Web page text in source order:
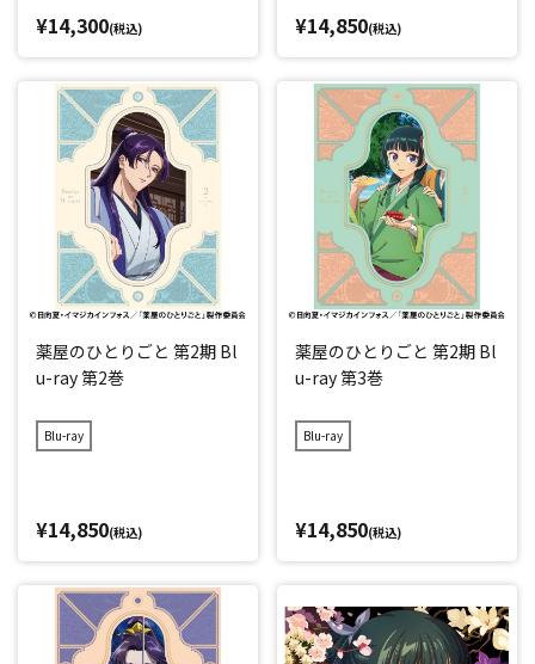
¥14,300(税込) ¥14,850(税込)
薬屋のひとりごと 第2期 Bl
u-ray 第2巻
Blu-ray
¥14,850(税込)
薬屋のひとりごと 第2期 Bl
u-ray 第3巻
Blu-ray
¥14,850(税込)